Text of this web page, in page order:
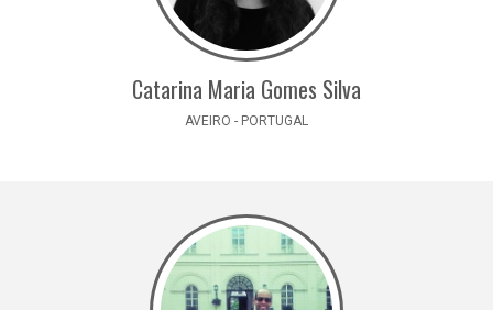
Catarina Maria Gomes Silva
AVEIRO - PORTUGAL